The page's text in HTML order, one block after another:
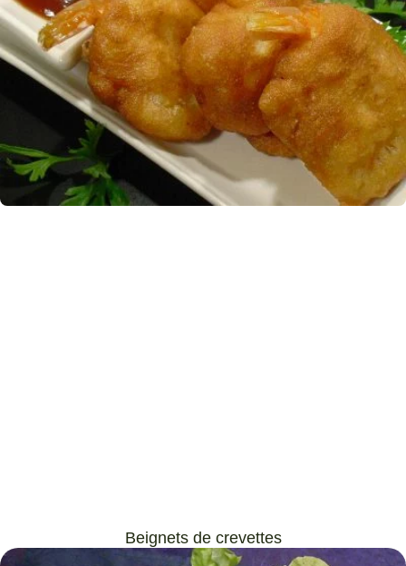
Beignets de crevettes